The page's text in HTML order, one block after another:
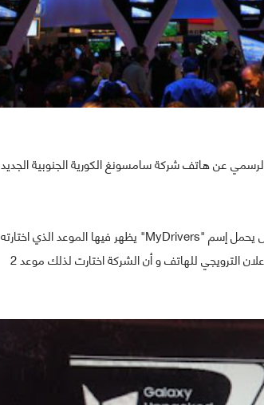
عن هاتف شركة سامسونغ الكورية الجنوبية الجديد
و قد انتشت على شبكة الإنترنت صورة مسربة من موقع صيني متخصص يحمل إسم "MyDrivers" يظهر فيها الموعد الذي اختارته
الشركة للكشف عن هاتفها الجديد غالاكسي نوت S7، و تظهر الصورة الإعلان الترويجي للهاتف و أن الشركة اختارت لذلك موعد 2